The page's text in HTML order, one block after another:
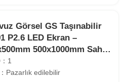
Görsel GS Taşınabilir
P2.6 LED Ekran –
500x1000mm Sahne
Duvarı, Turne Şovları ve
Festivalleri için
1
Pazarlık edilebilir